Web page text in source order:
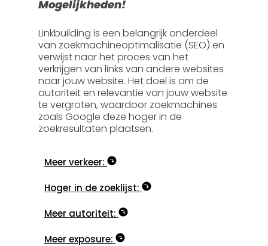
Mogelijkheden!
Linkbuilding is een belangrijk onderdeel
van zoekmachineoptimalisatie (SEO) en
verwijst naar het proces van het
verkrijgen van links van andere websites
naar jouw website. Het doel is om de
autoriteit en relevantie van jouw website
te vergroten, waardoor zoekmachines
zoals Google deze hoger in de
zoekresultaten plaatsen.
Meer verkeer:
Hoger in de zoeklijst:
Meer autoriteit:
Meer exposure: